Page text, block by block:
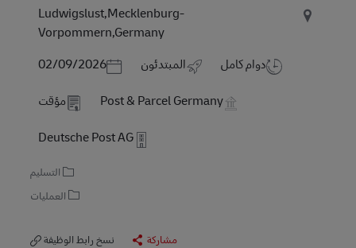
Ludwigslust,Mecklenburg-
Vorpommern,Germany
Posted Date
02/09/2026 المبتدئون دوام كامل
مؤقت Post & Parcel Germany
Deutsche Post AG
التسليم
العمليات
نسخ رابط الوظيفة مشاركة